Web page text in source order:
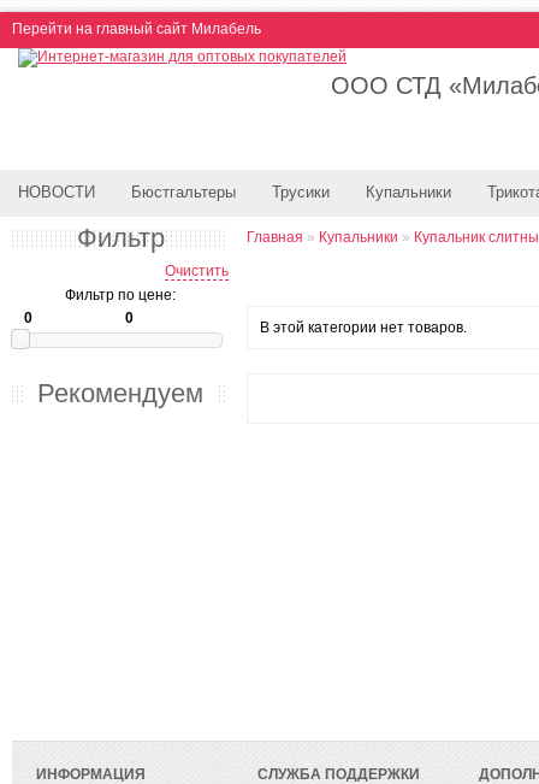
Перейти на главный сайт Милабель
ООО СТД
НОВОСТИ Бюстгальтеры Трусики Купальники
Фильтр
Очистить
Фильтр по цене:
Рекомендуем
Главная » Купальники » Купальник
В этой категории нет товаров.
ИНФОРМАЦИЯ
СЛУЖБА ПОДДЕРЖКИ